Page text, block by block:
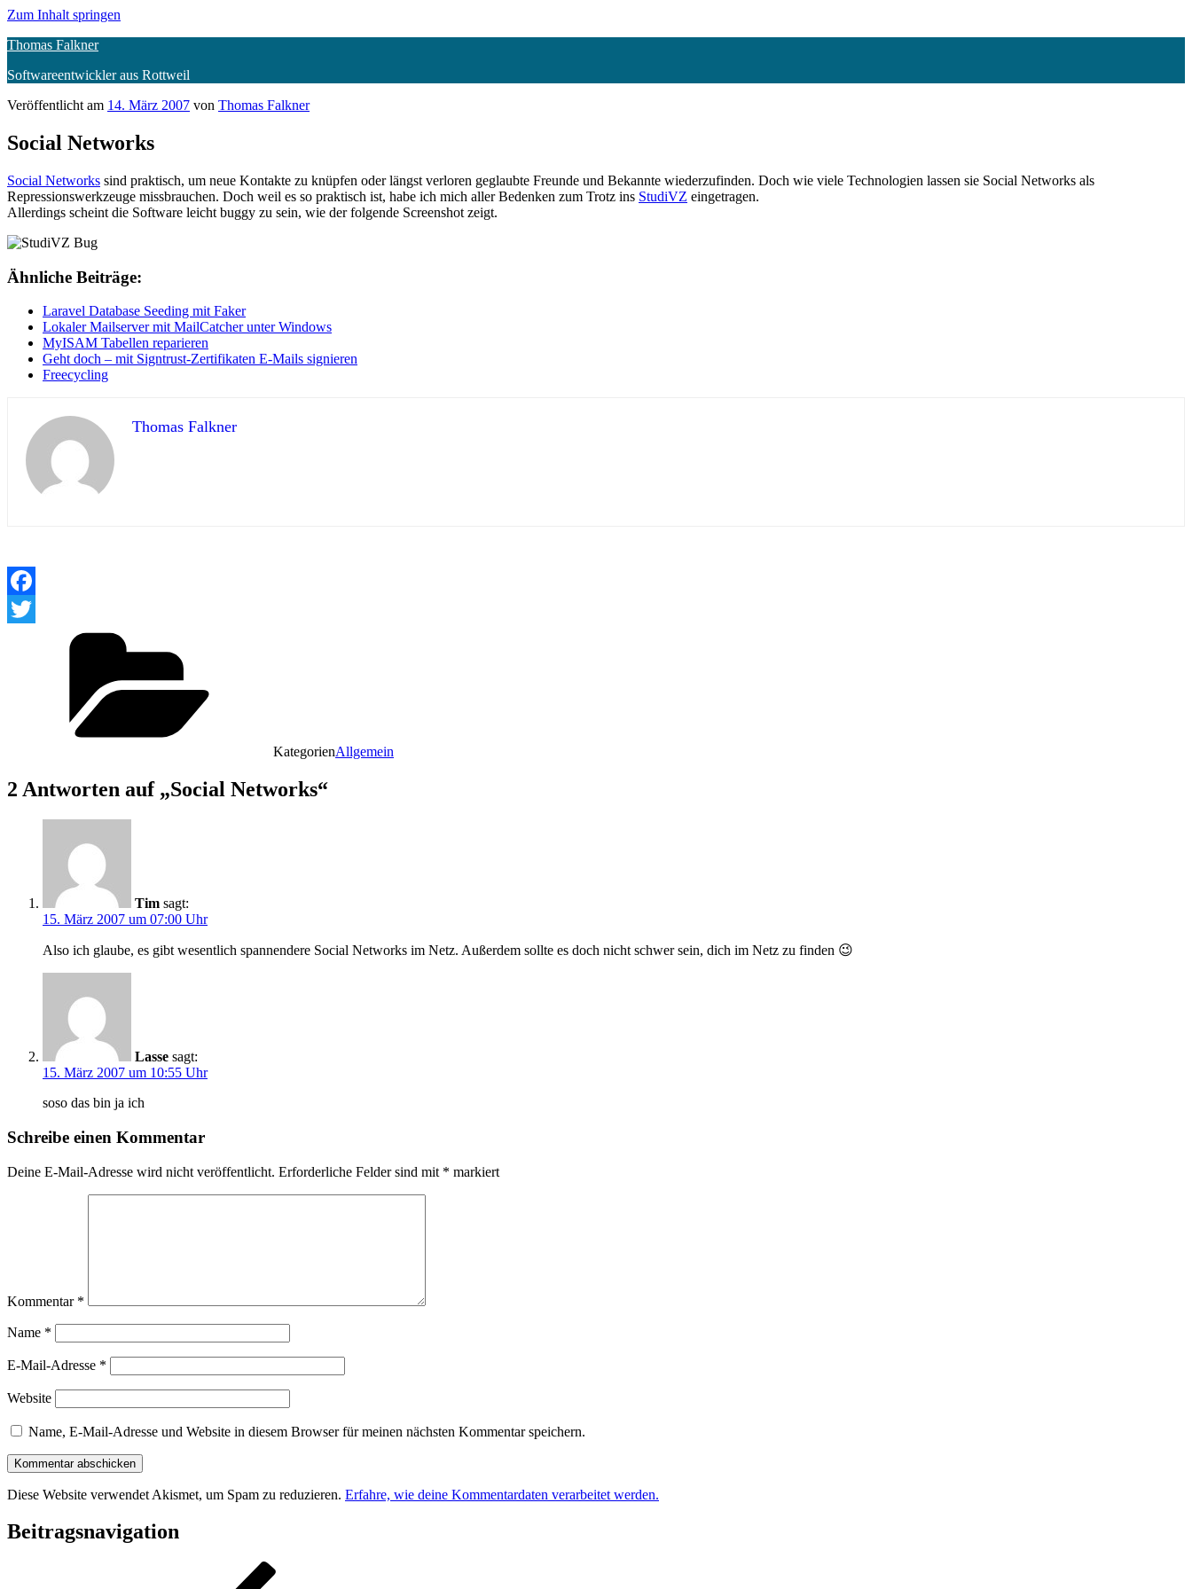
Zum Inhalt springen
Thomas Falkner
Softwareentwickler aus Rottweil
Veröffentlicht am 14. März 2007 von Thomas Falkner
Social Networks
Social Networks sind praktisch, um neue Kontakte zu knüpfen oder längst verloren geglaubte Freunde und Bekannte wiederzufinden. Doch wie viele Technologien lassen sie Social Networks als
Repressionswerkzeuge missbrauchen. Doch weil es so praktisch ist, habe ich mich aller Bedenken zum Trotz ins StudiVZ eingetragen.
Allerdings scheint die Software leicht buggy zu sein, wie der folgende Screenshot zeigt.
Ähnliche Beiträge:
Laravel Database Seeding mit Faker
Lokaler Mailserver mit MailCatcher unter Windows
MyISAM Tabellen reparieren
Geht doch – mit Signtrust-Zertifikaten E-Mails signieren
Freecycling
Thomas Falkner
Facebook
KategorienAllgemein
2 Antworten auf „Social Networks“
Tim sagt:
15. März 2007 um 07:00 Uhr
Also ich glaube, es gibt wesentlich spannendere Social Networks im Netz. Außerdem sollte es doch nicht schwer sein, dich im Netz zu finden 😉
Lasse sagt:
15. März 2007 um 10:55 Uhr
soso das bin ja ich
Schreibe einen Kommentar
Deine E-Mail-Adresse wird nicht veröffentlicht. Erforderliche Felder sind mit * markiert
Kommentar *
Name *
E-Mail-Adresse *
Website
Name, E-Mail-Adresse und Website in diesem Browser für meinen nächsten Kommentar speichern.
Diese Website verwendet Akismet, um Spam zu reduzieren. Erfahre, wie deine Kommentardaten verarbeitet werden.
Beitragsnavigation